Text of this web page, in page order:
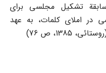
تشکیل مجلسی برای
در املای کلمات، به عهد
1385، ص 76)